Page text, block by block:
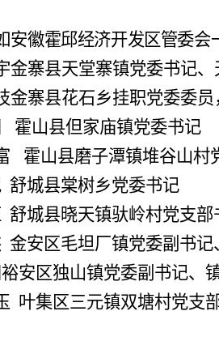
安徽霍邱经济开发区管委会
金寨县天堂寨镇党委书记
金寨县花石乡挂职党委委
霍山县但家庙镇党委书记
霍山县磨子潭镇堆谷山村
舒城县棠树乡党委书记
舒城县晓天镇驮岭村党支
金安区毛坦厂镇党委副书记
裕安区独山镇党委副书记、
叶集区三元镇双塘村党支